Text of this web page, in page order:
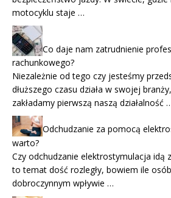
motocyklu staje …
Co daje nam zatrudnienie
rachunkowego?
Niezależnie od tego czy jesteśmy
dłuższego czasu działa w swojej
zakładamy pierwszą naszą działalność
Odchudzanie za pomocą
warto?
Czy odchudzanie elektrostymulacja idą
to temat dość rozległy, bowiem ile
dobroczynnym wpływie …